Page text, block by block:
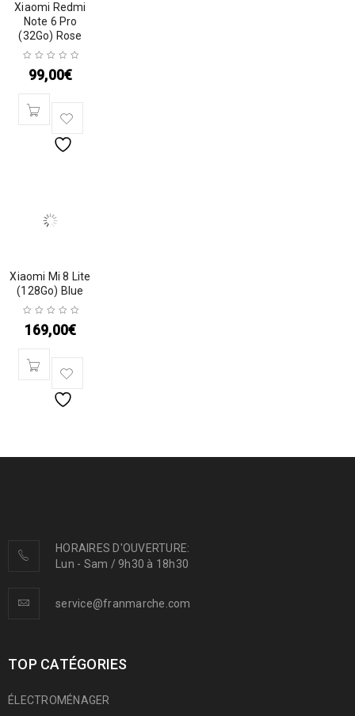
Xiaomi Redmi
Note 6 Pro
(32Go) Rose
99,00€
Xiaomi Mi 8 Lite
(128Go) Blue
169,00€
HORAIRES D'OUVERTURE:
Lun - Sam / 9h30 à 18h30
service@franmarche.com
TOP CATÉGORIES
ÉLECTROMÉNAGER